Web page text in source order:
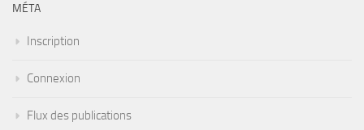
MÉTA
Inscription
Connexion
Flux des publications